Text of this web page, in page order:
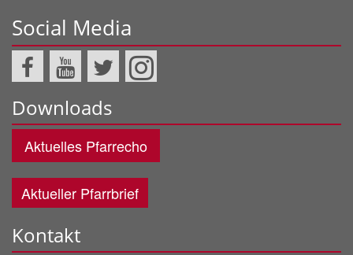
Social Media
Downloads
Aktuelles Pfarrecho
Aktueller Pfarrbrief
Kontakt